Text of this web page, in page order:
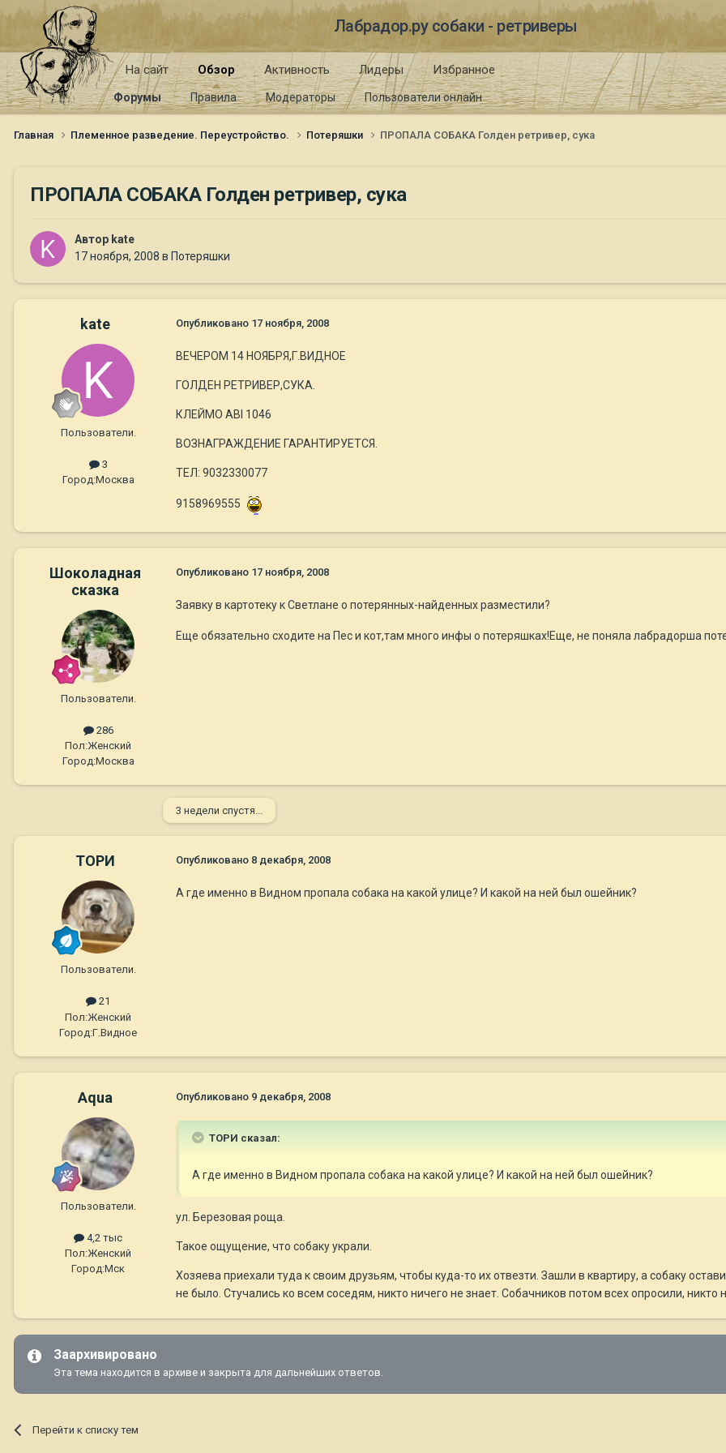
Лабрадор.ру собаки - ретриверы
На сайт Обзор
Форумы Правила Модераторы Пользователи онлайн
Активность Лидеры Избранное
Главная Племенное разведение. Переустройство. Потеряшки ПРОПАЛА СОБАКА Голден ретривер, сука
ПРОПАЛА СОБАКА Голден ретривер, сука
Автор kate
17 ноября, 2008 в Потеряшки
kate
Пользователи.
3
Город:Москва
Опубликовано 17 ноября, 2008
ВЕЧЕРОМ 14 НОЯБРЯ,Г.ВИДНОЕ
ГОЛДЕН РЕТРИВЕР,СУКА.
КЛЕЙМО ABI 1046
ВОЗНАГРАЖДЕНИЕ ГАРАНТИРУЕТСЯ.
ТЕЛ: 9032330077
9158969555
Шоколадная
сказка
Пользователи.
286
Пол:Женский
Город:Москва
Опубликовано 17 ноября, 2008
Заявку в картотеку к Светлане о потерянных-найденных разместили?
Еще обязательно сходите на Пес и кот,там много инфы о потеряшках!Еще, не поняла лабрадорша
3 недели спустя...
ТОРИ
Пользователи.
21
Пол:Женский
Город:Г.Видное
Опубликовано 8 декабря, 2008
А где именно в Видном пропала собака на какой улице? И какой на ней был ошейник?
Aqua
Пользователи.
4,2 тыс
Пол:Женский
Город:Мск
Опубликовано 9 декабря, 2008
ТОРИ сказал:
А где именно в Видном пропала собака на какой улице? И какой на ней был ошейник?
ул. Березовая роща.
Такое ощущение, что собаку украли.
Хозяева приехали туда к своим друзьям, чтобы куда-то их отвезти. Зашли в квартиру, а собаку
не было. Стучались ко всем соседям, никто ничего не знает. Собачников потом всех опросили, никто
Заархивировано
Эта тема находится в архиве и закрыта для дальнейших ответов.
Перейти к списку тем